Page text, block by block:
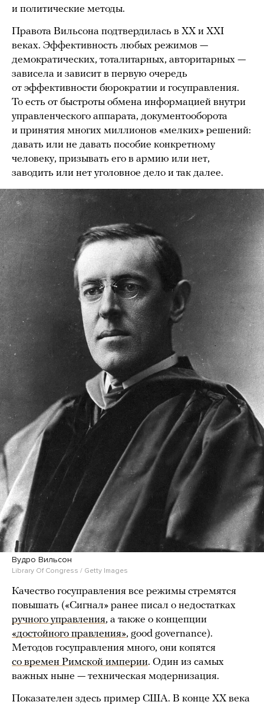
и политические методы.
Правота Вильсона подтвердилась в XX и XXI
веках. Эффективность любых режимов —
демократических, тоталитарных, авторитарных —
зависела и зависит в первую очередь
от эффективности бюрократии и госуправления.
То есть от быстроты обмена информацией внутри
управленческого аппарата, документооборота
и принятия многих миллионов «мелких» решений:
давать или не давать пособие конкретному
человеку, призывать его в армию или нет,
заводить или нет уголовное дело и так далее.
Вудро Вильсон
Library Of Congress / Getty Images
Качество госуправления все режимы стремятся
повышать («Сигнал» ранее писал о недостатках
ручного управления, а также о концепции
«достойного правления», good governance).
Методов госуправления много, они копятся
со времен Римской империи. Один из самых
важных ныне — техническая модернизация.
Показателен здесь пример США. В конце XX века